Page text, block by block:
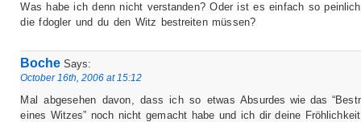
Was habe ich denn nicht verstanden? Oder ist es einfach so
die fdogler und du den Witz bestreiten müssen?
Boche Says:
October 16th, 2006 at 15:12
Mal abgesehen davon, dass ich so etwas Absurdes wie das
eines Witzes” noch nicht gemacht habe und ich dir deine